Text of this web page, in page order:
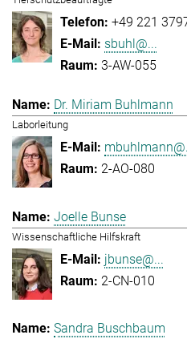
+49 221
sbuhl@...
3-AW-055
Dr. Miriam Buhlmann
Laborleitung
2-AO-080
Joelle Bunse
Wissenschaftliche Hilfskraft
jbunse@...
2-CN-010
Sandra Buschbaum